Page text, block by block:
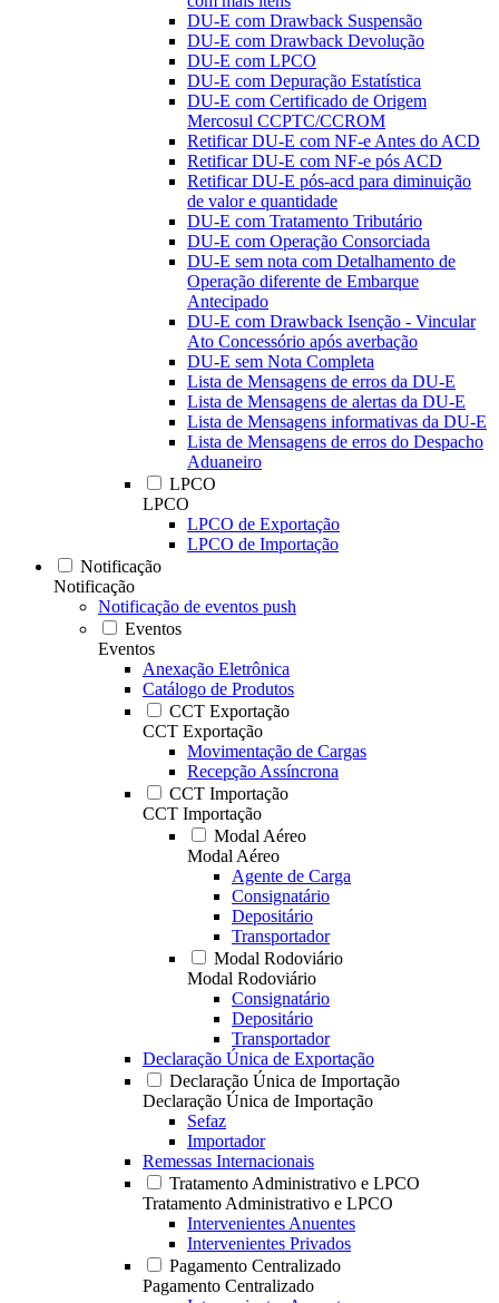
DU-E com Drawback Suspensão
DU-E com Drawback Devolução
DU-E com LPCO
DU-E com Depuração Estatística
DU-E com Certificado de Origem
Mercosul CCPTC/CCROM
Retificar DU-E com NF-e Antes do ACD
Retificar DU-E com NF-e pós ACD
Retificar DU-E pós-acd para diminuição
de valor e quantidade
DU-E com Tratamento Tributário
DU-E com Operação Consorciada
DU-E sem nota com Detalhamento de
Operação diferente de Embarque
Antecipado
DU-E com Drawback Isenção - Vincular
Ato Concessório após averbação
DU-E sem Nota Completa
Lista de Mensagens de erros da DU-E
Lista de Mensagens de alertas da DU-E
Lista de Mensagens informativas da DU-E
Lista de Mensagens de erros do Despacho
Aduaneiro
LPCO
LPCO
LPCO de Exportação
LPCO de Importação
Notificação
Notificação
Notificação de eventos push
Eventos
Eventos
Anexação Eletrônica
Catálogo de Produtos
CCT Exportação
CCT Exportação
Movimentação de Cargas
Recepção Assíncrona
CCT Importação
CCT Importação
Modal Aéreo
Modal Aéreo
Agente de Carga
Consignatário
Depositário
Transportador
Modal Rodoviário
Modal Rodoviário
Consignatário
Depositário
Transportador
Declaração Única de Exportação
Declaração Única de Importação
Declaração Única de Importação
Sefaz
Importador
Remessas Internacionais
Tratamento Administrativo e LPCO
Tratamento Administrativo e LPCO
Intervenientes Anuentes
Intervenientes Privados
Pagamento Centralizado
Pagamento Centralizado